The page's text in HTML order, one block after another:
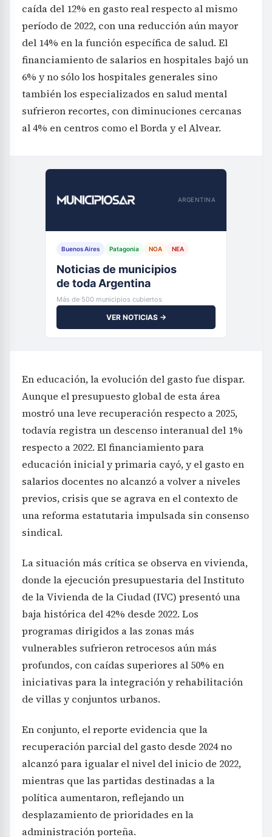
caída del 12% en gasto real respecto al mismo
período de 2022, con una reducción aún mayor
del 14% en la función específica de salud. El
financiamiento de salarios en hospitales bajó un
6% y no sólo los hospitales generales sino
también los especializados en salud mental
sufrieron recortes, con diminuciones cercanas
al 4% en centros como el Borda y el Alvear.
ARGENTINA
Buenos Aires Patagonia NOA NEA
Noticias de municipios
de toda Argentina
Más de 500 municipios cubiertos
VER NOTICIAS →
En educación, la evolución del gasto fue dispar.
Aunque el presupuesto global de esta área
mostró una leve recuperación respecto a 2025,
todavía registra un descenso interanual del 1%
respecto a 2022. El financiamiento para
educación inicial y primaria cayó, y el gasto en
salarios docentes no alcanzó a volver a niveles
previos, crisis que se agrava en el contexto de
una reforma estatutaria impulsada sin consenso
sindical.
La situación más crítica se observa en vivienda,
donde la ejecución presupuestaria del Instituto
de la Vivienda de la Ciudad (IVC) presentó una
baja histórica del 42% desde 2022. Los
programas dirigidos a las zonas más
vulnerables sufrieron retrocesos aún más
profundos, con caídas superiores al 50% en
iniciativas para la integración y rehabilitación
de villas y conjuntos urbanos.
En conjunto, el reporte evidencia que la
recuperación parcial del gasto desde 2024 no
alcanzó para igualar el nivel del inicio de 2022,
mientras que las partidas destinadas a la
política aumentaron, reflejando un
desplazamiento de prioridades en la
administración porteña.